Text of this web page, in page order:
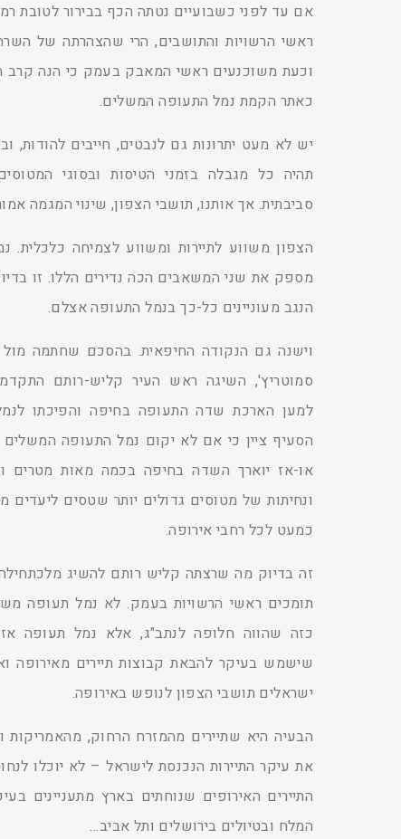
אם עד לפני כשבועיים נטתה הכף בבירור לטובת
ראשי הרשויות והתושבים, הרי שהצהרתה של
וכעת משוכנעים ראשי המאבק בעמק כי הנה קרב
כאתר הקמת נמל התעופה המשלים.
יש לא מעט יתרונות גם לנבטים, חייבים להודות,
תהיה כל מגבלה בזמני הטיסות ובסוגי
סביבתית. אך אותנו, תושבי הצפון, שינוי המגמה
הצפון משווע לתיירות ומשווע לצמיחה כלכלית.
מספק את שני המשאבים הכה נדירים הללו. זו
הנגב מעוניינים כל-כך בנמל התעופה אצלם.
וישנה גם הנקודה החיפאית. בהסכם שחתמה
סמוטריץ', השיגה ראש העיר קליש-רותם
למען הארכת שדה התעופה בחיפה והפיכתו לנמל
הסעיף ציין כי אם לא יקום נמל התעופה
או-אז יוארך השדה בחיפה בכמה מאות מטרים
ונחיתות של מטוסים גדולים יותר שטסים ליעדים
כמעט לכל רחבי אירופה.
זה בדיוק מה שרצתה קליש רותם להשיג
תומכים ראשי הרשויות בעמק. לא נמל תעופה
כזה שהווה חלופה לנתב"ג, אלא נמל תעופה
שישמש בעיקר להבאת קבוצות תיירים מאירופה
ישראלים תושבי הצפון לנופש באירופה.
הבעיה היא שתיירים מהמזרח הרחוק, מהאמריקות
את עיקר התיירות הנכנסת לישראל – לא יוכלו
התיירים האירופים שנוחתים בארץ מתעניינים
המלח ובטיולים בירושלים ותל אביב…